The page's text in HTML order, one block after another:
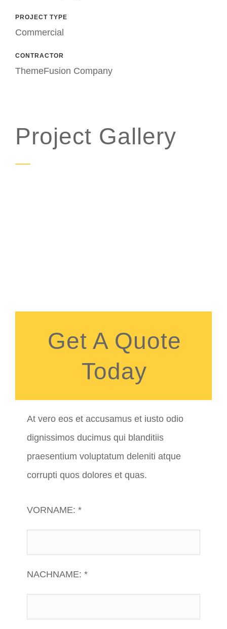
PROJECT TYPE
Commercial
CONTRACTOR
ThemeFusion Company
Project Gallery
Get A Quote
Today
At vero eos et accusamus et iusto odio
dignissimos ducimus qui blanditiis
praesentium voluptatum deleniti atque
corrupti quos dolores et quas.
VORNAME: *
NACHNAME: *